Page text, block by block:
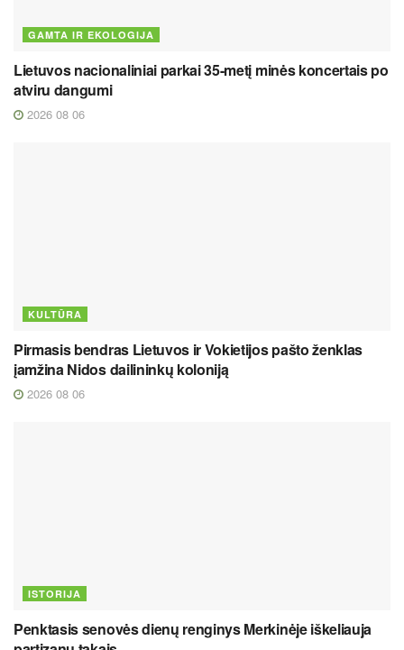
GAMTA IR EKOLOGIJA
Lietuvos nacionaliniai parkai 35-metį minės koncertais po
atviru dangumi
2026 08 06
KULTŪRA
Pirmasis bendras Lietuvos ir Vokietijos pašto ženklas
įamžina Nidos dailininkų koloniją
2026 08 06
ISTORIJA
Penktasis senovės dienų renginys Merkinėje iškeliauja